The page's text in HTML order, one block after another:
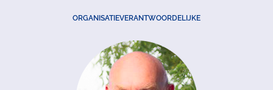
ORGANISATIEVERANTWOORDELIJKE